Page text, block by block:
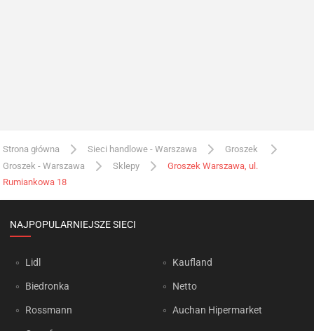
Strona główna Sieci handlowe - Warszawa
Groszek
Groszek - Warszawa
Sklepy
Groszek Warszawa, ul.
Rumiankowa 18
NAJPOPULARNIEJSZE SIECI
Lidl
Biedronka
Rossmann
Kaufland
Netto
Auchan Hipermarket